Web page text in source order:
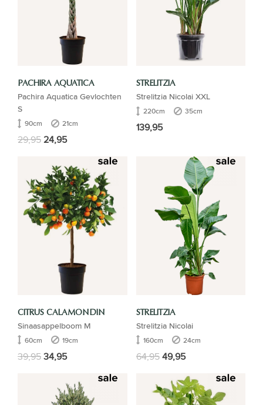
PACHIRA AQUATICA
Pachira Aquatica Gevlochten
S
90cm 21cm
29,9524,95
STRELITZIA
Strelitzia Nicolai XXL
220cm 35cm
139,95
CITRUS CALAMONDIN
Sinaasappelboom M
60cm 19cm
39,9534,95
STRELITZIA
Strelitzia Nicolai
160cm 24cm
64,9549,95